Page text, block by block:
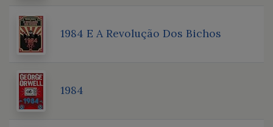
1984 E A Revolução Dos Bichos
1984